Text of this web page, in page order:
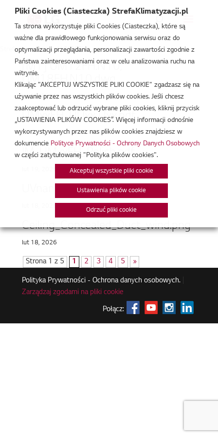
Strefa Klimatyzacji /UM18FH
[M1] UM12FH.N10,
UM18FH.N10.dwg
lut 19, 2026
UMxxFH_UUxx Uxx.pdf
lut 19, 2026
IM_UMxxFH_Polish.pdf
UVnano_filter_box_intro.jpg
Ceiling_Concealed_Duct_wind.png
lut 18, 2026
Strona 1 z 5 1 2 3 4 5 »
Polityka Prywatności - Ochrona danych osobowych.|
Zarządzaj zgodami na pliki cookie
Połącz:
Pliki Cookies (Ciasteczka) StrefaKlimatyzacji.pl
Ta strona wykorzystuje pliki Cookies (Ciasteczka), które są
ważne dla prawidłowego funkcjonowania serwisu oraz do
optymalizacji przeglądania, personalizacji zawartości zgodnie z
Państwa zainteresowaniami oraz w celu analizowania ruchu na
witrynie.
Klikając "AKCEPTUJ WSZYSTKIE PLIKI COOKIE" zgadzasz się na
używanie przez nas wszystkich plików cookies. Jeśli chcesz
zaakceptować lub odrzucić wybrane pliki cookies, kliknij przycisk
„USTAWIENIA PLIKÓW COOKIES”. Więcej informacji odnośnie
wykorzystywanych przez nas plików cookies znajdziesz w
dokumencie Polityce Prywatności - Ochrony Danych Osobowych
w części zatytułowanej "Polityka plików cookies".
Akceptuj wszystkie pliki cookie
Ustawienia plików cookie
Odrzuć pliki cookie